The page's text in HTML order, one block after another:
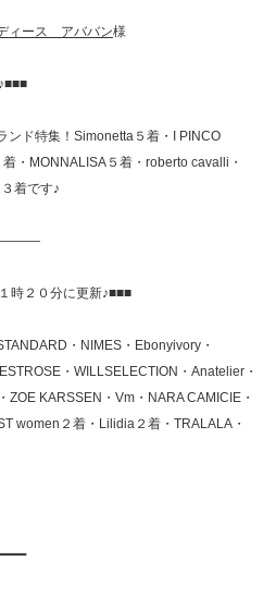
ィース アババン様
ド特集！Simonetta５着・I PINCO
・MONNALISA５着・roberto cavalli・
着です♪
時２０分に更新♪■■■
・NIMES・Ebonyivory・
・WILLSELECTION・Anatelier・
KARSSEN・Vm・NARA CAMICIE・
women２着・Lilidia２着・TRALALA・